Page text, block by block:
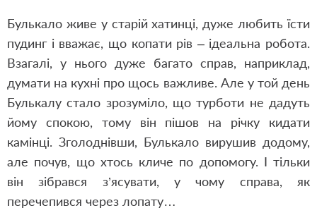
Булькало живе у старій хатинці, дуже любить їсти
пудинг і вважає, що копати рів ‒ ідеальна робота.
Взагалі, у нього дуже багато справ, наприклад,
думати на кухні про щось важливе. Але у той день
Булькалу стало зрозуміло, що турботи не дадуть
йому спокою, тому він пішов на річку кидати
камінці. Зголоднівши, Булькало вирушив додому,
але почув, що хтось кличе по допомогу. І тільки
він зібрався з’ясувати, у чому справа, як
перечепився через лопату…